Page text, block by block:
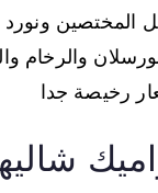
المختصين ونورد
والرخام
رخيصة جدا